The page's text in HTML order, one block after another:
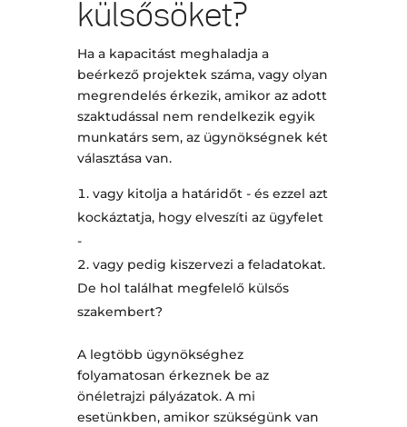
külsősöket?
Ha a kapacitást meghaladja a
beérkező projektek száma, vagy olyan
megrendelés érkezik, amikor az adott
szaktudással nem rendelkezik egyik
munkatárs sem, az ügynökségnek két
választása van.
vagy kitolja a határidőt - és ezzel azt
kockáztatja, hogy elveszíti az ügyfelet
-
vagy pedig kiszervezi a feladatokat.
De hol találhat megfelelő külsős
szakembert?
A legtöbb ügynökséghez
folyamatosan érkeznek be az
önéletrajzi pályázatok. A mi
esetünkben, amikor szükségünk van